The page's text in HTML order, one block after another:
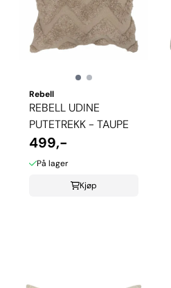
Rebell
REBELL UDINE
PUTETREKK - TAUPE
499,-
På lager
Kjøp